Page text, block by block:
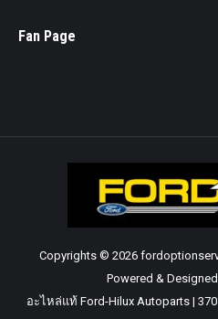
Fan Page
Copyrights © 2026
Powered &
อะไหล่แท้ Ford-Hilux Autoparts |